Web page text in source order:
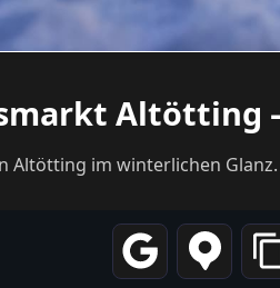
Altötting
Altötting im winterlichen